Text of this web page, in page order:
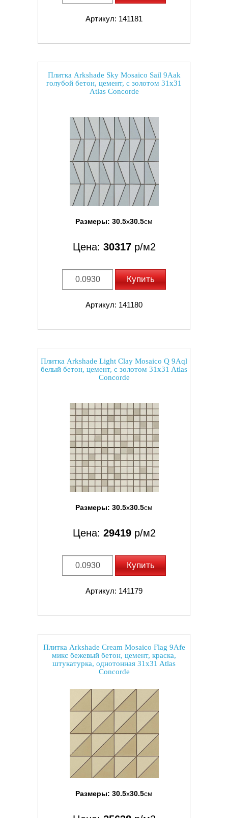
Артикул: 141181
Плитка Arkshade Sky Mosaico Sail 9Aak
голубой бетон, цемент, с золотом 31x31
Atlas Concorde
Размеры: 30.5x30.5см
Цена: 30317р/м2
Купить
Артикул: 141180
Плитка Arkshade Light Clay Mosaico Q 9Aql
белый бетон, цемент, с золотом 31x31 Atlas
Concorde
Размеры: 30.5x30.5см
Цена: 29419р/м2
Купить
Артикул: 141179
Плитка Arkshade Cream Mosaico Flag 9Afe
микс бежевый бетон, цемент, краска,
штукатурка, однотонная 31x31 Atlas
Concorde
Размеры: 30.5x30.5см